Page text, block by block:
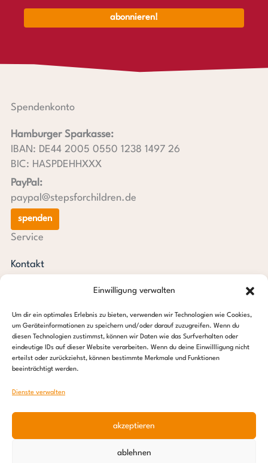
Einwilligung verwalten
Um dir ein optimales Erlebnis zu bieten, verwenden wir Technologien wie Cookies,
um Geräteinformationen zu speichern und/oder darauf zuzugreifen. Wenn du
diesen Technologien zustimmst, können wir Daten wie das Surfverhalten oder
eindeutige IDs auf dieser Website verarbeiten. Wenn du deine Einwillligung nicht
erteilst oder zurückziehst, können bestimmte Merkmale und Funktionen
beeinträchtigt werden.
Dienste verwalten
akzeptieren
ablehnen
Spendenkonto
Hamburger Sparkasse:
IBAN: DE44 2005 0550 1238 1497 26
BIC: HASPDEHHXXX
PayPal:
paypal@stepsforchildren.de
spenden
Service
Kontakt
Jahresberichte
Downloads
Transparenz
Pressespiegel
Stiftung steps for children
Ottenser Hauptstraße 2-6
Tel: +49 (0) 40 389 027 – 88